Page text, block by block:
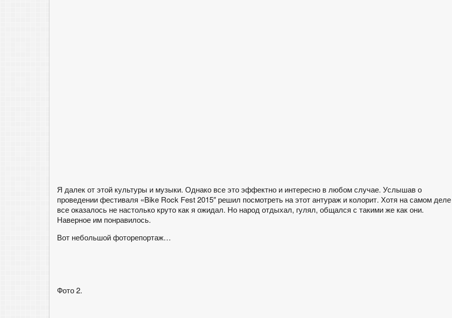
Я далек от этой культуры и музыки. Однако все это эффектно и интересно в любом случае. Услышав о
проведении фестиваля «Bike Rock Fest 2015″ решил посмотреть на этот антураж и колорит. Хотя на самом деле
все оказалось не настолько круто как я ожидал. Но народ отдыхал, гулял, общался с такими же как они.
Наверное им понравилось.
Вот небольшой фоторепортаж…
Фото 2.